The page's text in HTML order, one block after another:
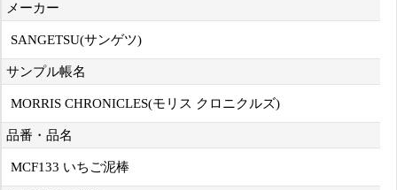
メーカー
SANGETSU(サンゲツ)
サンプル帳名
MORRIS CHRONICLES(モリス クロニクルズ)
品番・品名
MCF133 いちご泥棒